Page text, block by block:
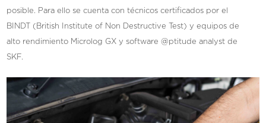
posible. Para ello se cuenta con técnicos certificados por el
BINDT (British Institute of Non Destructive Test) y equipos de
alto rendimiento Microlog GX y software @ptitude analyst de
SKF.